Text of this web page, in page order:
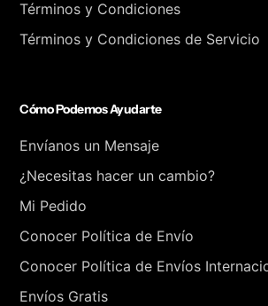
9
Términos y Condiciones
Términos y Condiciones de Servicio
Cómo Podemos Ayudarte
Envíanos un Mensaje
¿Necesitas hacer un cambio?
Mi Pedido
Conocer Política de Envío
Conocer Política de Envíos
Envíos Gratis